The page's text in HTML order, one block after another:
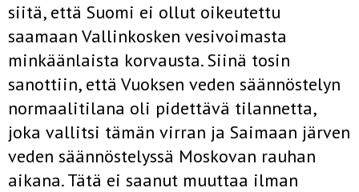
siitä, että Suomi ei ollut oikeutettu
saamaan Vallinkosken vesivoimasta
minkäänlaista korvausta. Siinä tosin
sanottiin, että Vuok­sen veden säännöstelyn
normaalitilana oli pidettävä tilannetta,
joka val­litsi tämän virran ja Saimaan järven
veden säännöstelyssä Moskovan rauhan
aikana. Tätä ei saanut muuttaa ilman